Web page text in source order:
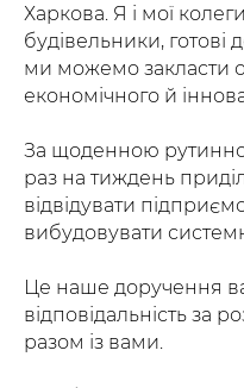
Харкова. Я і мої
будівельники, готові
ми можемо закласти
економічного й
За щоденною
раз на тиждень
відвідувати
вибудовувати
Це наше доручення
відповідальність за
разом із вами.